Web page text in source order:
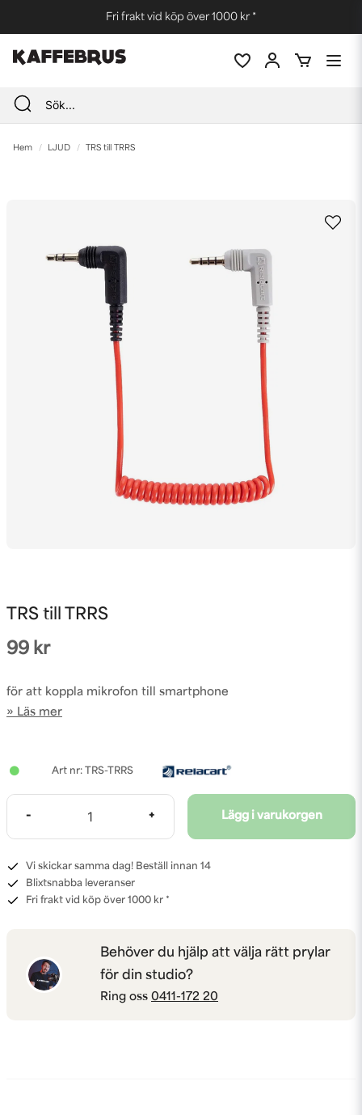
Fri frakt vid köp över 1000 kr *
Hem LJUD TRS till TRRS
TRS till TRRS
99 kr
för att koppla mikrofon till smartphone
Läs mer
TRS-TRRS
- + Lägg i varukorgen
Vi skickar samma dag! Beställ innan 14
Blixtsnabba leveranser
Fri frakt vid köp över 1000 kr *
Behöver du hjälp att välja rätt prylar
för din studio?
Ring oss 0411-172 20